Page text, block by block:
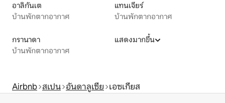
อาลิกันเต
บ้านพักตากอากาศ
แทนเจียร์
บ้านพักตากอากาศ
กรานาดา
บ้านพักตากอากาศ
แสดงมากขึ้น
Airbnb สเปน อันดาลูเซีย เอซเกียส